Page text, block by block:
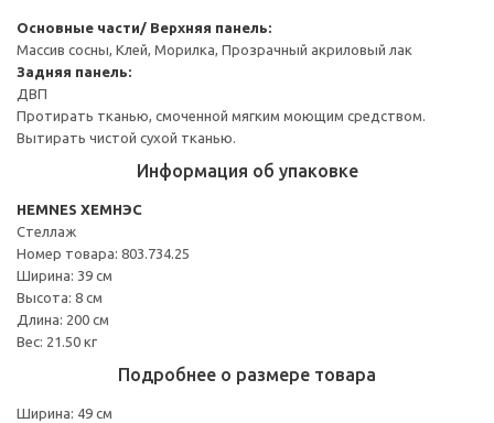
Основные части/ Верхняя панель:
Массив сосны, Клей, Морилка, Прозрачный акриловый лак
Задняя панель:
ДВП
Протирать тканью, смоченной мягким моющим средством.
Вытирать чистой сухой тканью.
Информация об упаковке
HEMNES ХЕМНЭС
Стеллаж
Номер товара: 803.734.25
Ширина: 39 см
Высота: 8 см
Длина: 200 см
Вес: 21.50 кг
Подробнее о размере товара
Ширина: 49 см